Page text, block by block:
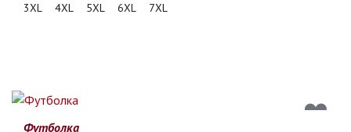
3XL 4XL 5XL 6XL 7XL
Футболка